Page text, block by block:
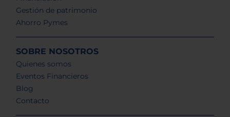
Gestión de patrimonio
Ahorro Pymes
SOBRE NOSOTROS
Quienes somos
Eventos Financieros
Blog
Contacto